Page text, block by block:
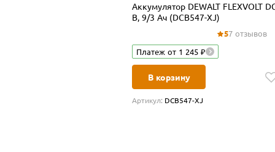
Аккумулятор DEWALT FLEXVOLT
В, 9/3 Ач (DCB547-XJ)
57 отзывов
Платеж от 1 245 ₽
В корзину
Артикул: DCB547-XJ